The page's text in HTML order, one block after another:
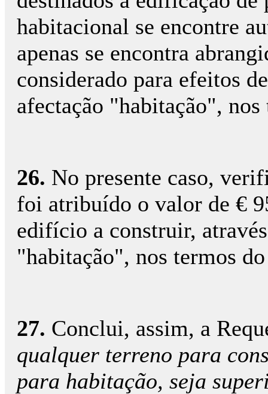
habitacional se encontre
apenas se encontra
considerado para efeitos
afectação "habitação",
26. No presente caso,
foi atribuído o valor de €
edifício a construir,
"habitação", nos termos
27. Conclui, assim, a
qualquer terreno para
para habitação, seja